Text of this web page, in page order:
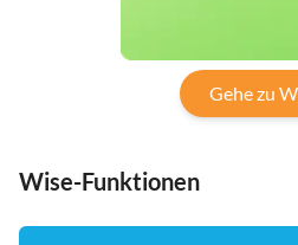
Gehe zu
Wise-Funktionen